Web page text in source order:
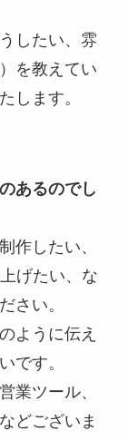
したい、雰
を教えてい
します。
あるのでし
作したい、
げたい、な
さい。
ように伝え
です。
業ツール、
どございま